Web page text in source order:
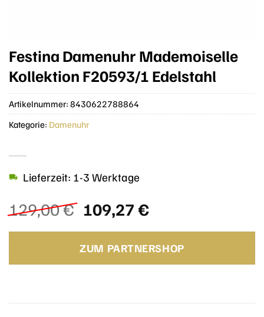
Festina Damenuhr Mademoiselle
Kollektion F20593/1 Edelstahl
129,00€ Ursprünglicher
Preis
war:
129,00 €
109,27€Aktueller
ist:
109,27 €.
Lieferzeit: 1-3 Werktage
ZUM PARTNERSHOP
Artikelnummer: 8430622788864
Kategorie: Damenuhr